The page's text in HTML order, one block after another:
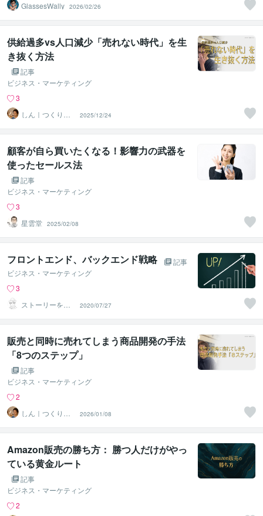
GlassesWally 2026/02/26
供給過多vs人口減少「売れない時代」を生
き抜く方法
記事
ビジネス・マーケティング
3
しん｜つくり手
応援サポーター
2025/12/24
顧客が自ら買いたくなる！影響力の武器を
使ったセールス法
記事
ビジネス・マーケティング
3
星雲堂 2025/02/08
フロントエンド、バックエンド戦略
記事
ビジネス・マーケティング
3
ストーリーを言
語化するコピー
ライター
2020/07/27
販売と同時に売れてしまう商品開発の手法
「8つのステップ」
記事
ビジネス・マーケティング
2
しん｜つくり手
応援サポーター
2026/01/08
Amazon販売の勝ち方： 勝つ人だけがやっ
ている黄金ルート
記事
ビジネス・マーケティング
2